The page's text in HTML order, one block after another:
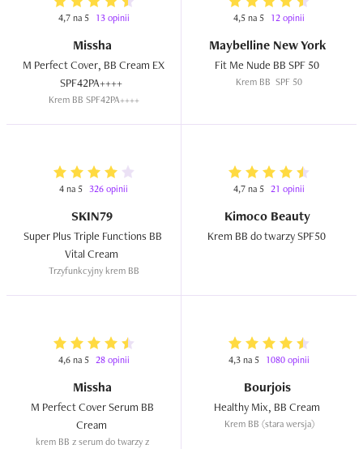
4,7 na 5 13 opinii
Missha
M Perfect Cover, BB Cream EX
Krem BB SPF42PA++++
4,5 na 5 12 opinii
Maybelline New York
Krem BB  SPF 50
4 na 5 326 opinii
SKIN79
Super Plus Triple Functions BB
Trzyfunkcyjny krem BB
4,7 na 5 21 opinii
Kimoco Beauty
4,6 na 5 28 opinii
Missha
M Perfect Cover Serum BB
krem BB z serum do twarzy z
4,3 na 5 1080 opinii
Bourjois
Krem BB (stara wersja)